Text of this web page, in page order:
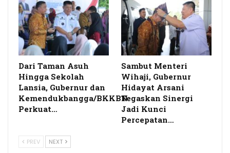
Dari Taman Asuh
Hingga Sekolah
Lansia, Gubernur dan
Kemendukbangga/BKKBN
Perkuat…
Sambut Menteri
Wihaji, Gubernur
Hidayat Arsani
Tegaskan Sinergi
Jadi Kunci
Percepatan…
PREV NEXT